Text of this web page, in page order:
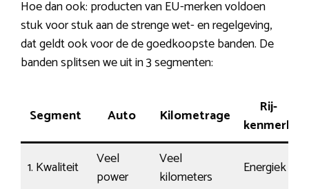
Hoe dan ook: producten van EU-merken voldoen
stuk voor stuk aan de strenge wet- en regelgeving,
dat geldt ook voor de de goedkoopste banden. De
banden splitsen we uit in 3 segmenten:
Segment Auto Kilometrage
Rij-
kenmerk
1. Kwaliteit
Veel
power
Veel
kilometers
Energiek